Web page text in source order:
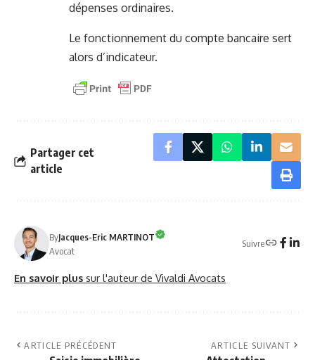
dépenses ordinaires.
Le fonctionnement du compte bancaire sert
alors d’indicateur.
Partager cet
article
ByJacques-Eric MARTINOT
Avocat
Suivre
En savoir plus sur l'auteur de Vivaldi Avocats
ARTICLE PRÉCÉDENT ARTICLE SUIVANT